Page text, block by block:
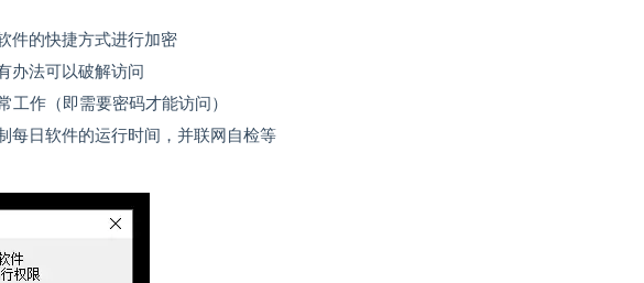
件的快捷方式进行加密
办法可以破解访问
工作（即需要密码才能访问）
每日软件的运行时间，并联网自检等